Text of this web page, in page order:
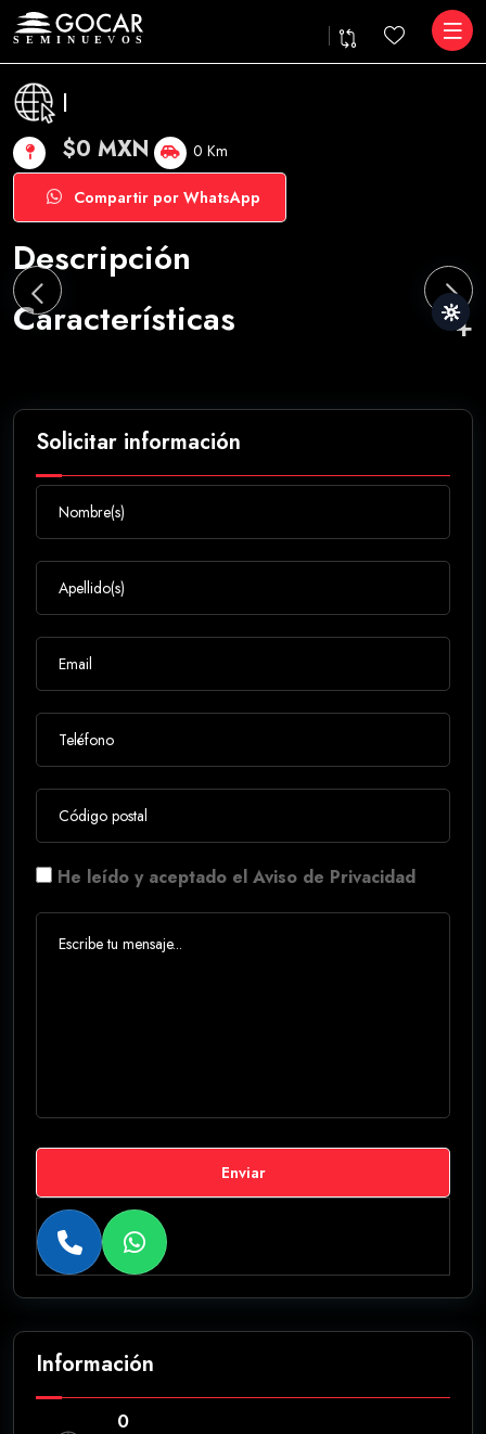
|
$0 MXN 0 Km
Compartir por WhatsApp
Descripción
Características
Solicitar información
He leído y aceptado el Aviso de Privacidad
Enviar
Información
0